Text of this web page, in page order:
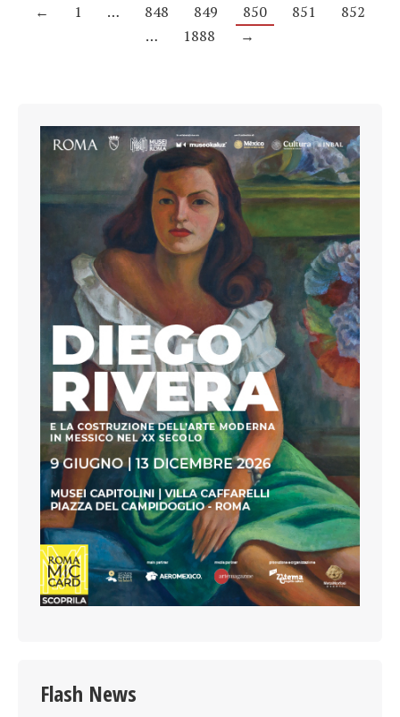
← 1 … 848 849 850 851
852
…
1888 →
Flash News